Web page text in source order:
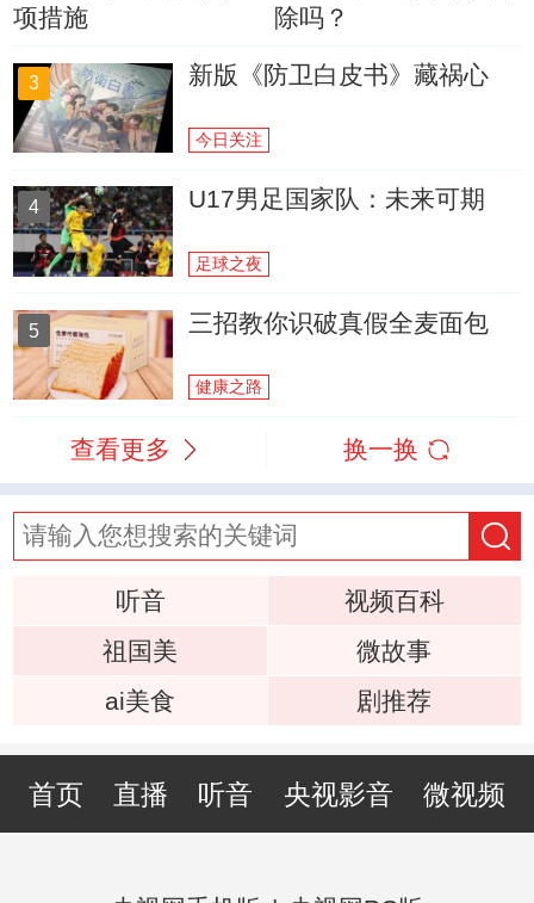
项措施
除吗？
3 新版《防卫白皮书》藏祸心
今日关注
4 U17男足国家队：未来可期
足球之夜
5 三招教你识破真假全麦面包
健康之路
查看更多 换一换
听音
视频百科
祖国美
微故事
ai美食
剧推荐
首页 直播 听音 央视影音 微视频